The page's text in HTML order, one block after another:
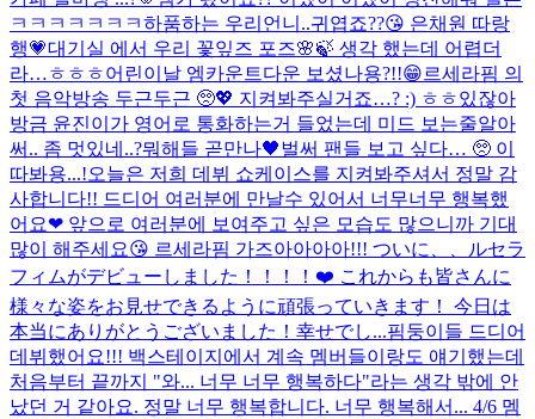
ㅋㅋㅋㅋㅋㅋㅋ하품하는 우리언니..귀엽죠??😘 은채원 따랑
행💗대기실 에서 우리 꽃잎즈 포즈🌸🍃 생각 했는데 어렵더
라…ㅎㅎㅎ어린이날 엠카운트다운 보셨나용?!!😁르세라핌 의
첫 음악방송 두근두근 🥺💖 지켜봐주실거죠…? :) ㅎㅎ있잖아
방금 윤진이가 영어로 통화하는거 들었는데 미드 보는줄알아
써.. 좀 멋있네..?뭐해들 곧만나🖤벌써 팬들 보고 싶다… 🥺 이
따봐용...!오늘은 저희 데뷔 쇼케이스를 지켜봐주셔서 정말 감
사합니다!! 드디어 여러분에 만날수 있어서 너무너무 행복했
어요❤ ️앞으로 여러분에 보여주고 싶은 모습도 많으니까 기대
많이 해주세요😘 르세라핌 가즈아아아아!!! ついに、、ルセラ
フィムがデビューしました！！！！❤️ これからも皆さんに
様々な姿をお見せできるように頑張っていきます！ 今日は
本当にありがとうございました！幸せでし...핌둥이들 드디어
데뷔했어요!!! 백스테이지에서 계속 멤버들이랑도 얘기했는데
처음부터 끝까지 "와... 너무 너무 행복하다"라는 생각 밖에 안
났던 거 같아요. 정말 너무 행복합니다. 너무 행복해서... 4/6 멤